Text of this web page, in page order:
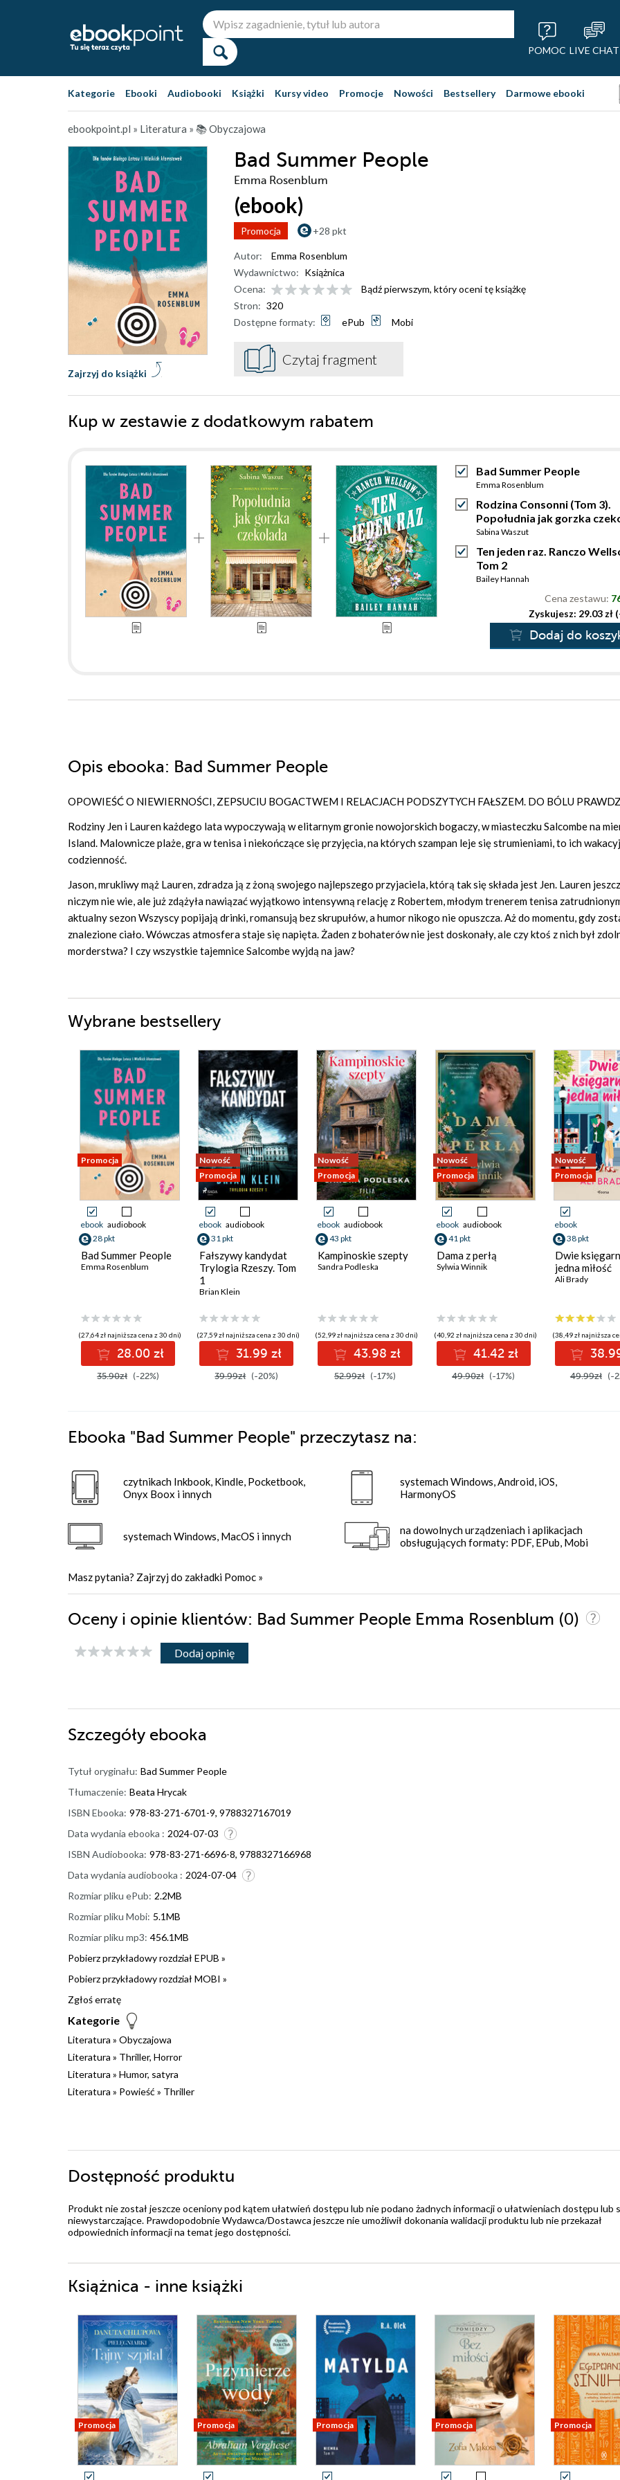
POMOC LIVE CHAT
Kategorie Ebooki Audiobooki Książki Kursy video Promocje Nowości Bestsellery Darmowe ebooki
ebookpoint.pl » Literatura » 📚 Obyczajowa
Bad Summer People
Emma Rosenblum
(ebook)
Promocja +28 pkt
Zajrzyj do książki
Autor:
Emma Rosenblum
Wydawnictwo: Książnica
Ocena:
Bądź pierwszym, który oceni tę książkę
Stron: 320
Dostępne formaty:
ePub Mobi
Czytaj fragment
Kup w zestawie z dodatkowym rabatem
Bad Summer People
Emma Rosenblum
Rodzina Consonni (Tom 3).
Popołudnia jak gorzka
Sabina Waszut
Ten jeden raz. Ranczo
Tom 2
Bailey Hannah
Cena zestawu:
Zyskujesz: 29.03 zł
Dodaj do
Opis ebooka: Bad Summer People
OPOWIEŚĆ O NIEWIERNOŚCI, ZEPSUCIU BOGACTWEM I RELACJACH PODSZYTYCH FAŁSZEM. DO BÓLU
Rodziny Jen i Lauren każdego lata wypoczywają w elitarnym gronie nowojorskich bogaczy, w miasteczku Salcombe na
Island. Malownicze plaże, gra w tenisa i niekończące się przyjęcia, na których szampan leje się strumieniami, to ich
codzienność.
Jason, mrukliwy mąż Lauren, zdradza ją z żoną swojego najlepszego przyjaciela, którą tak się składa jest Jen. Lauren
niczym nie wie, ale już zdążyła nawiązać wyjątkowo intensywną relację z Robertem, młodym trenerem tenisa
aktualny sezon Wszyscy popijają drinki, romansują bez skrupułów, a humor nikogo nie opuszcza. Aż do momentu, gdy
znalezione ciało. Wówczas atmosfera staje się napięta. Żaden z bohaterów nie jest doskonały, ale czy ktoś z nich był
morderstwa? I czy wszystkie tajemnice Salcombe wyjdą na jaw?
Wybrane bestsellery
Promocja
ebook audiobook
28 pkt
Bad Summer People
Emma Rosenblum
(27,64 zł najniższa cena z 30 dni)
28.00 zł
35.90zł (-22%)
Nowość
Promocja
ebook audiobook
31 pkt
Fałszywy kandydat
Trylogia Rzeszy. Tom
1
Brian Klein
(27,59 zł najniższa cena z 30 dni)
31.99 zł
39.99zł (-20%)
Nowość
Promocja
ebook audiobook
43 pkt
Kampinoskie szepty
Sandra Podleska
(52,99 zł najniższa cena z 30 dni)
43.98 zł
52.99zł (-17%)
Nowość
Promocja
ebook audiobook
41 pkt
Dama z perłą
Sylwia Winnik
(40,92 zł najniższa cena z 30 dni)
41.42 zł
49.90zł (-17%)
Nowość
Promocja
ebook
38 pkt
Dwie
jedna miłość
Ali Brady
(38,49 zł najniższa
49.99zł (-
Ebooka "Bad Summer People" przeczytasz na:
czytnikach Inkbook, Kindle, Pocketbook,
Onyx Boox i innych
systemach Windows, MacOS i innych
systemach Windows, Android, iOS,
HarmonyOS
na dowolnych urządzeniach i aplikacjach
obsługujących formaty: PDF, EPub, Mobi
Masz pytania? Zajrzyj do zakładki Pomoc »
Oceny i opinie klientów: Bad Summer People Emma Rosenblum (0)
Dodaj opinię
Szczegóły ebooka
Tytuł oryginału: Bad Summer People
Tłumaczenie: Beata Hrycak
ISBN Ebooka: 978-83-271-6701-9, 9788327167019
Data wydania ebooka : 2024-07-03
ISBN Audiobooka: 978-83-271-6696-8, 9788327166968
Data wydania audiobooka : 2024-07-04
Rozmiar pliku ePub: 2.2MB
Rozmiar pliku Mobi: 5.1MB
Rozmiar pliku mp3: 456.1MB
Pobierz przykładowy rozdział EPUB »
Pobierz przykładowy rozdział MOBI »
Zgłoś erratę
Kategorie
Literatura » Obyczajowa
Literatura » Thriller, Horror
Literatura » Humor, satyra
Literatura » Powieść » Thriller
Dostępność produktu
Produkt nie został jeszcze oceniony pod kątem ułatwień dostępu lub nie podano żadnych informacji o ułatwieniach dostępu lub
niewystarczające. Prawdopodobnie Wydawca/Dostawca jeszcze nie umożliwił dokonania walidacji produktu lub nie przekazał
odpowiednich informacji na temat jego dostępności.
Książnica - inne książki
Promocja Promocja Promocja Promocja Promocja